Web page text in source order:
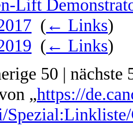
Lift
( ← Links)
( ← Links)
50 | nächste
„https://